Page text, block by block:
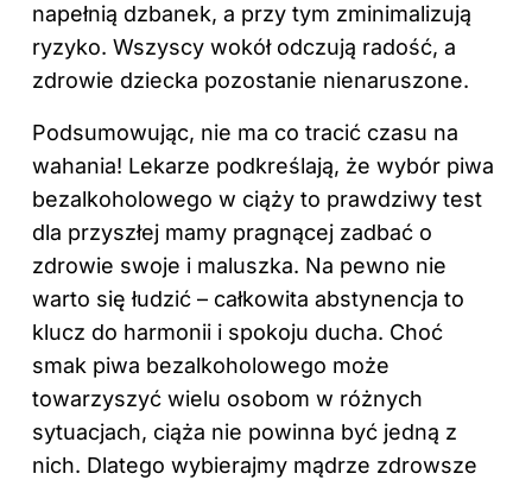
napełnią dzbanek, a przy tym zminimalizują
ryzyko. Wszyscy wokół odczują radość, a
zdrowie dziecka pozostanie nienaruszone.
Podsumowując, nie ma co tracić czasu na
wahania! Lekarze podkreślają, że wybór piwa
bezalkoholowego w ciąży to prawdziwy test
dla przyszłej mamy pragnącej zadbać o
zdrowie swoje i maluszka. Na pewno nie
warto się łudzić – całkowita abstynencja to
klucz do harmonii i spokoju ducha. Choć
smak piwa bezalkoholowego może
towarzyszyć wielu osobom w różnych
sytuacjach, ciąża nie powinna być jedną z
nich. Dlatego wybierajmy mądrze zdrowsze